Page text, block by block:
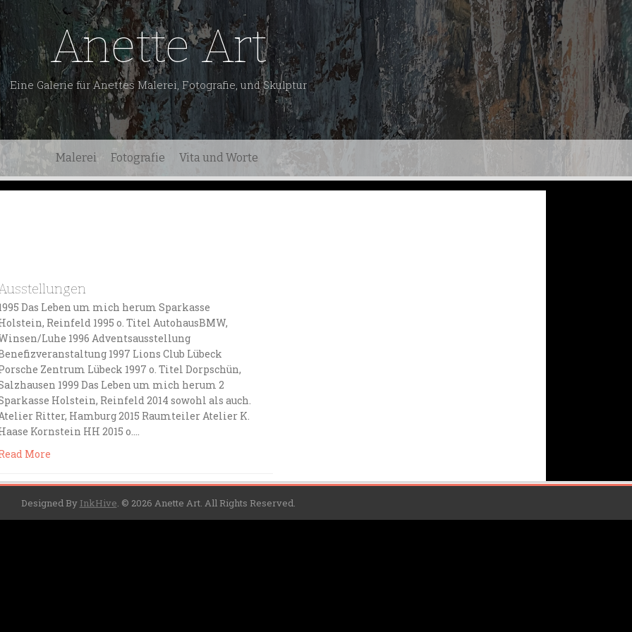
Anette Art
Eine Galerie für Anettes Malerei, Fotografie, und Skulptur
Malerei Fotografie Vita und Worte
Das Leben um mich herum Sparkasse
Reinfeld 1995 o. Titel AutohausBMW,
Luhe 1996 Adventsausstellung
1997 Lions Club Lübeck
Zentrum Lübeck 1997 o. Titel Dorpschün,
1999 Das Leben um mich herum 2
Holstein, Reinfeld 2014 sowohl als auch.
Ritter, Hamburg 2015 Raumteiler Atelier K.
Kornstein HH 2015 o….
More
Designed By InkHive. © 2026 Anette Art. All Rights Reserved.